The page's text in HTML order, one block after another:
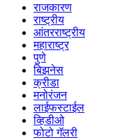
राजकारण
राष्ट्रीय
आंतरराष्ट्रीय
महाराष्ट्र
पुणे
बिझनेस
क्रीडा
मनोरंजन
लाईफस्टाईल
व्हिडीओ
फोटो गॅलरी